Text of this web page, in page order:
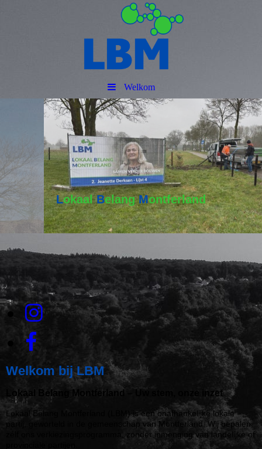
Welkom
Lokaal Belang Montferland
Welkom bij LBM
Lokaal Belang Montferland – Uw stem, onze inzet
Lokaal Belang Montferland (LBM) is een onafhankelijke lokale
partij, geworteld in de gemeenschap van Montferland. Wij bepalen
zélf ons verkiezingsprogramma, zonder inmenging van landelijke of